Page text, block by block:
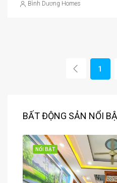
Bình Dương Homes
1
BẤT ĐỘNG SẢN NỔI
NỔI BẬT